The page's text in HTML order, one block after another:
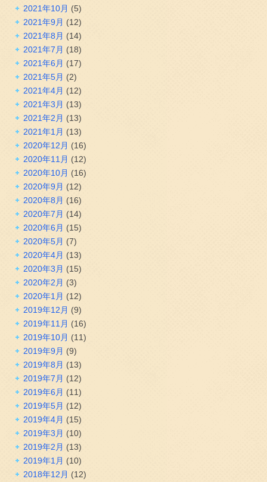
2021年10月 (5)
2021年9月 (12)
2021年8月 (14)
2021年7月 (18)
2021年6月 (17)
2021年5月 (2)
2021年4月 (12)
2021年3月 (13)
2021年2月 (13)
2021年1月 (13)
2020年12月 (16)
2020年11月 (12)
2020年10月 (16)
2020年9月 (12)
2020年8月 (16)
2020年7月 (14)
2020年6月 (15)
2020年5月 (7)
2020年4月 (13)
2020年3月 (15)
2020年2月 (3)
2020年1月 (12)
2019年12月 (9)
2019年11月 (16)
2019年10月 (11)
2019年9月 (9)
2019年8月 (13)
2019年7月 (12)
2019年6月 (11)
2019年5月 (12)
2019年4月 (15)
2019年3月 (10)
2019年2月 (13)
2019年1月 (10)
2018年12月 (12)